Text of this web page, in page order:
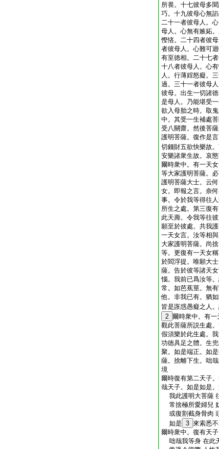
所畏。十七彼母多
巧。十九彼母心無
二十一者彼母人。
母人。心無有嫉妬
慳悋。二十四者彼
者彼母人。心難可
有至徳相。二十七
十八者彼母人。心
人。行薄婬怒癡。
過。三十一者彼母
彼母。出生一切諸
是母人。乃能堪受
欲入母胎之時。取
中。其受一生補處
受八關齋。然後菩
護明菩薩。復作是
切錢財五欲快樂故
安樂諸衆生故。哀
爾時衆中。有一天
等大家護明菩薩。
護明菩薩大士。云
女。即報之言。奈
事。令於我等得往
所生之處。第三復
此天壽。令我等往
願至於彼處。共我
一天女言。汝等相
大家護明菩薩。尚
等。更復有一天女
於閻浮提。唯願大
薩。告於彼等諸天
惱。我前已爲汝等
常。如芭蕉莖。無
他。非我已有。猶
皆是誑惑愚癡之人
2 爾時衆中。有
觀此菩薩所説生處
假須樂於此生處。
功徳具足之體。生
聚。如是端正。如
薩。捨離下生。咄
境
爾時復有第二天子
哉天子。如是如是
我此護明大菩薩
常捨極所愛婦兒
或復割截身骨肉
如是 3 來索悉
爾時衆中。復有天
咄哉我等身 在此